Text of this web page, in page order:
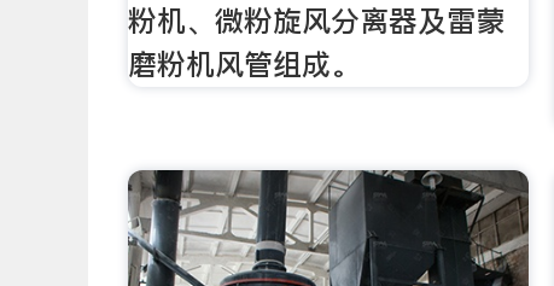
粉机、微粉旋风分离器及雷蒙
磨粉机风管组成。